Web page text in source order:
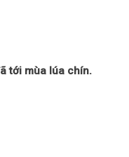
tới mùa lúa chín.